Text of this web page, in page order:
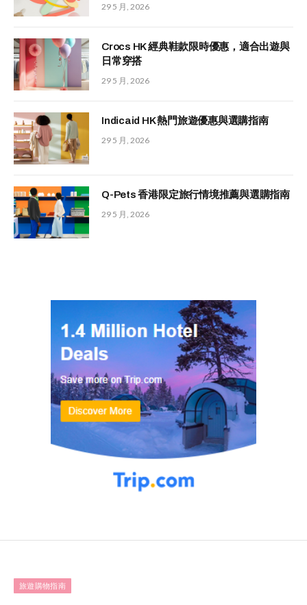
29 5 月, 2026
Crocs HK 經典鞋款限時優惠，適合出遊與
日常穿搭
29 5 月, 2026
Indicaid HK 熱門旅遊優惠與選購指南
29 5 月, 2026
Q-Pets 香港限定旅行情境推薦與選購指南
29 5 月, 2026
旅遊購物指南